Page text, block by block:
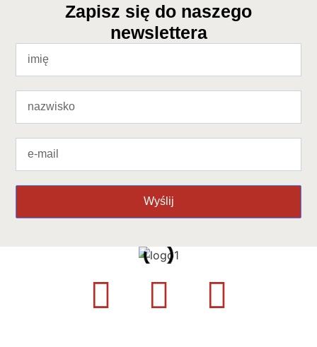
Zapisz się do naszego
newslettera
Wyślij